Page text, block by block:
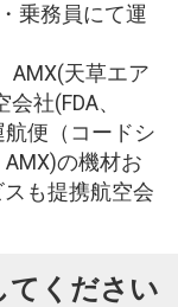
乗務員にて運
AMX(天草エア
社(FDA、
便（コードシ
の機材お
も提携航空会
てください